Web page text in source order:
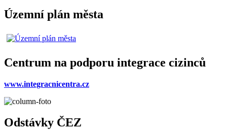
Územní plán města
Centrum na podporu integrace cizinců
www.integracnicentra.cz
Odstávky ČEZ